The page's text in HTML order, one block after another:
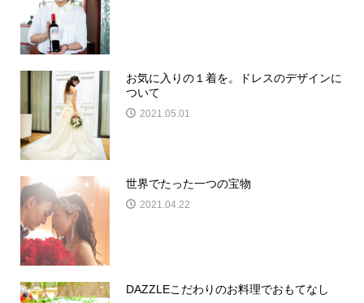
お気に入りの１着を。ドレスのデザインに
ついて
2021.05.01
世界でたった一つの宝物
2021.04.22
DAZZLEこだわりのお料理でおもてなし